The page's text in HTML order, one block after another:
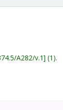
A282/v.1 (1).